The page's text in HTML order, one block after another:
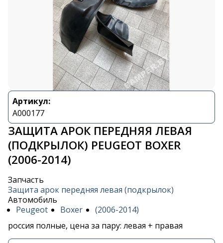
Артикул:
A000177
ЗАЩИТА АРОК ПЕРЕДНЯЯ ЛЕВАЯ
(ПОДКРЫЛОК) PEUGEOT BOXER
(2006-2014)
Запчасть
Защита арок передняя левая (подкрылок)
Автомобиль
Peugeot
Boxer
(2006-2014)
россия полные, цена за пару: левая + правая